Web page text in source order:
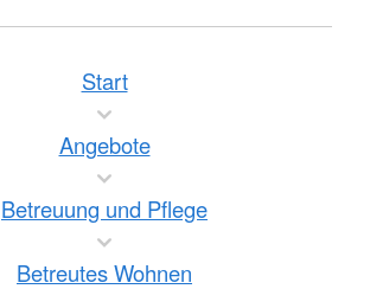
Start
Angebote
Betreuung und Pflege
Betreutes Wohnen